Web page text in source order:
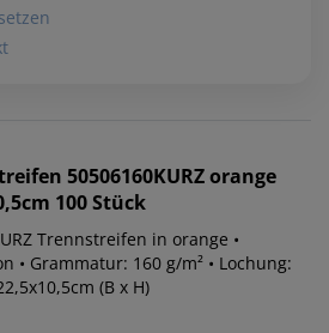
50506160KURZ orange
100 Stück
Trennstreifen in orange •
• Grammatur: 160 g/m² • Lochung:
(B x H)